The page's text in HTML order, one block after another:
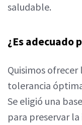
saludable.
¿Es adecuado
Quisimos ofrecer
tolerancia
Se eligió una
para preservar